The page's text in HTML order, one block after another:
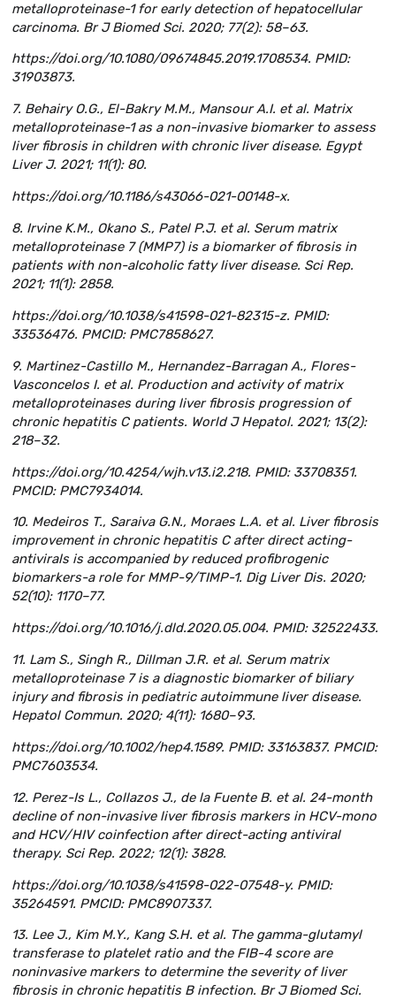
metalloproteinase-1 for early detection of hepatocellular
carcinoma. Br J Biomed Sci. 2020; 77(2): 58–63.
https://doi.org/10.1080/09674845.2019.1708534. PMID:
31903873.
7. Behairy O.G., El-Bakry M.M., Mansour A.I. et al. Matrix
metalloproteinase-1 as a non-invasive biomarker to assess
liver fibrosis in children with chronic liver disease. Egypt
Liver J. 2021; 11(1): 80.
https://doi.org/10.1186/s43066-021-00148-x.
8. Irvine K.M., Okano S., Patel P.J. et al. Serum matrix
metalloproteinase 7 (MMP7) is a biomarker of fibrosis in
patients with non-alcoholic fatty liver disease. Sci Rep.
2021; 11(1): 2858.
https://doi.org/10.1038/s41598-021-82315-z. PMID:
33536476. PMCID: PMC7858627.
9. Martinez-Castillo M., Hernandez-Barragan A., Flores-
Vasconcelos I. et al. Production and activity of matrix
metalloproteinases during liver fibrosis progression of
chronic hepatitis C patients. World J Hepatol. 2021; 13(2):
218–32.
https://doi.org/10.4254/wjh.v13.i2.218. PMID: 33708351.
PMCID: PMC7934014.
10. Medeiros T., Saraiva G.N., Moraes L.A. et al. Liver fibrosis
improvement in chronic hepatitis C after direct acting-
antivirals is accompanied by reduced profibrogenic
biomarkers-a role for MMP-9/TIMP-1. Dig Liver Dis. 2020;
52(10): 1170–77.
https://doi.org/10.1016/j.dld.2020.05.004. PMID: 32522433.
11. Lam S., Singh R., Dillman J.R. et al. Serum matrix
metalloproteinase 7 is a diagnostic biomarker of biliary
injury and fibrosis in pediatric autoimmune liver disease.
Hepatol Commun. 2020; 4(11): 1680–93.
https://doi.org/10.1002/hep4.1589. PMID: 33163837. PMCID:
PMC7603534.
12. Perez-Is L., Collazos J., de la Fuente B. et al. 24-month
decline of non-invasive liver fibrosis markers in HCV-mono
and HCV/ HIV coinfection after direct-acting antiviral
therapy. Sci Rep. 2022; 12(1): 3828.
https://doi.org/10.1038/s41598-022-07548-y. PMID:
35264591. PMCID: PMC8907337.
13. Lee J., Kim M.Y., Kang S.H. et al. The gamma-glutamyl
transferase to platelet ratio and the FIB-4 score are
noninvasive markers to determine the severity of liver
fibrosis in chronic hepatitis B infection. Br J Biomed Sci.